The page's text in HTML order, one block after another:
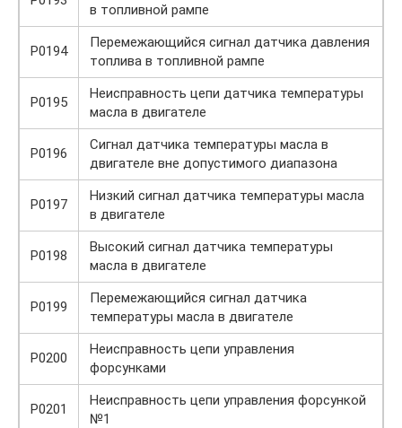
в топливной рампе
P0194
Перемежающийся сигнал датчика давления
топлива в топливной рампе
P0195
Неисправность цепи датчика температуры
масла в двигателе
P0196
Сигнал датчика температуры масла в
двигателе вне допустимого диапазона
P0197
Низкий сигнал датчика температуры масла
в двигателе
P0198
Высокий сигнал датчика температуры
масла в двигателе
P0199
Перемежающийся сигнал датчика
температуры масла в двигателе
P0200
Неисправность цепи управления
форсунками
P0201
Неисправность цепи управления форсункой
№1